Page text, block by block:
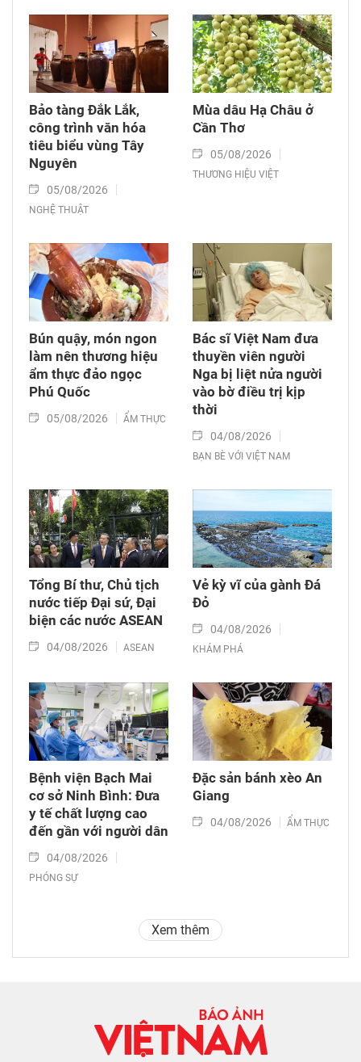
Bảo tàng Đắk Lắk,
công trình văn hóa
tiêu biểu vùng Tây
Nguyên
05/08/2026
NGHỆ THUẬT
Mùa dâu Hạ Châu ở
Cần Thơ
05/08/2026
THƯƠNG HIỆU VIỆT
Bún quậy, món ngon
làm nên thương hiệu
ẩm thực đảo ngọc
Phú Quốc
05/08/2026 ẨM THỰC
Bác sĩ Việt Nam đưa
thuyền viên người
Nga bị liệt nửa người
vào bờ điều trị kịp
thời
04/08/2026
BẠN BÈ VỚI VIỆT NAM
Tổng Bí thư, Chủ tịch
nước tiếp Đại sứ, Đại
biện các nước ASEAN
04/08/2026 ASEAN
Vẻ kỳ vĩ của gành Đá
Đỏ
04/08/2026
KHÁM PHÁ
Bệnh viện Bạch Mai
cơ sở Ninh Bình: Đưa
y tế chất lượng cao
đến gần với người dân
04/08/2026
PHÓNG SỰ
Đặc sản bánh xèo An
Giang
04/08/2026 ẨM THỰC
Xem thêm